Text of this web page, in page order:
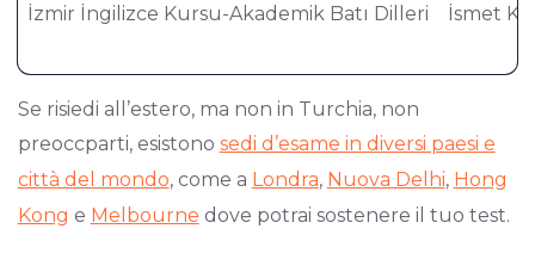
İzmir İngilizce Kursu-Akademik Batı Dilleri İsmet
Se risiedi all’estero, ma non in Turchia, non
preoccparti, esistono sedi d’esame in diversi paesi e
città del mondo, come a Londra, Nuova Delhi, Hong
Kong e Melbourne dove potrai sostenere il tuo test.